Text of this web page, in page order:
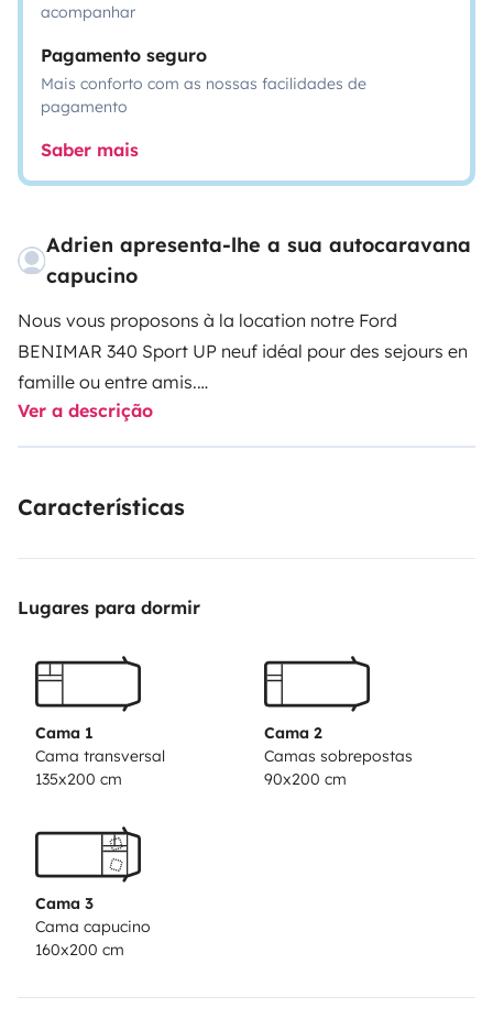
acompanhar
Pagamento seguro
Mais conforto com as nossas facilidades de
pagamento
Saber mais
Adrien apresenta-lhe a sua autocaravana
capucino
Nous vous proposons à la location notre Ford
BENIMAR 340 Sport UP neuf idéal pour des sejours en
famille ou entre amis.
5 places assises
5 couchages
Possibilité de louer les linges de lit sur demande.
Le camping est équipé d'un chauffage webasto qui
Nous sommes situés à 10 minutes d'une sortie
Ver a descrição
Características
Lugares para dormir
Cama 1
Cama transversal
135x200 cm
Cama 2
Camas sobrepostas
90x200 cm
Cama 3
Cama capucino
160x200 cm